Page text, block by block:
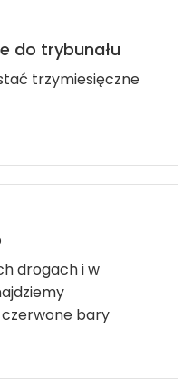
do trybunału
trzymiesięczne
drogach i w
bary